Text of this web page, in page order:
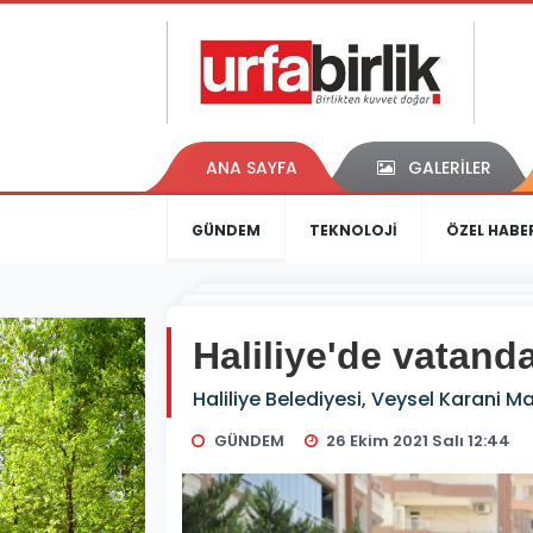
ANA SAYFA GALERİLER
GÜNDEM TEKNOLOJİ ÖZEL
Haliliye'de
Haliliye Belediyesi, Veysel Karani
GÜNDEM 26 Ekim 2021 Salı 12:44